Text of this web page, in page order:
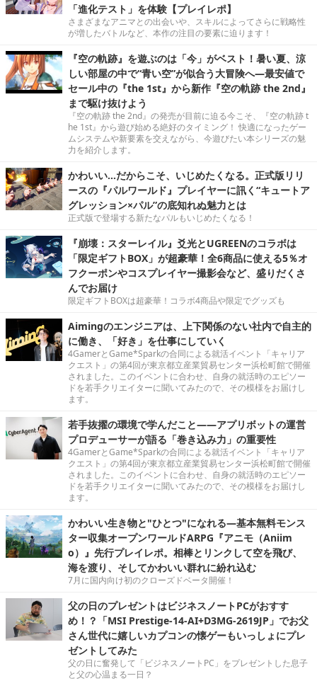
「進化テスト」を体験【プレイレポ】
さまざまなアニマとの出会いや、スキルによってさらに戦略性
が増したバトルなど、本作の注目の要素に迫ります！
『空の軌跡』を遊ぶのは「今」がベスト！暑い夏、涼
しい部屋の中で“青い空”が似合う大冒険へ―最安値で
セール中の『the 1st』から新作『空の軌跡 the 2nd』
まで駆け抜けよう
『空の軌跡 the 2nd』の発売が目前に迫る今こそ、『空の軌跡 t
he 1st』から遊び始める絶好のタイミング！ 快適になったゲー
ムシステムや新要素を交えながら、今遊びたい本シリーズの魅
力を紹介します。
かわいい…だからこそ、いじめたくなる。正式版リリ
ースの『パルワールド』プレイヤーに訊く“キュートア
グレッション×パル”の底知れぬ魅力とは
正式版で登場する新たなパルもいじめたくなる！
『崩壊：スターレイル』爻光とUGREENのコラボは
「限定ギフトBOX」が超豪華！全6商品に使える5％オ
フクーポンやコスプレイヤー撮影会など、盛りだくさ
んでお届け
限定ギフトBOXは超豪華！コラボ4商品や限定でグッズも
Aimingのエンジニアは、上下関係のない社内で自主的
に働き、「好き」を仕事にしていく
4GamerとGame*Sparkの合同による就活イベント「キャリア
クエスト」の第4回が東京都立産業貿易センター浜松町館で開催
されました。このイベントに合わせ、自身の就活時のエピソー
ドを若手クリエイターに聞いてみたので、その模様をお届けし
ます。
若手抜擢の環境で学んだこと――アプリボットの運営
プロデューサーが語る「巻き込み力」の重要性
4GamerとGame*Sparkの合同による就活イベント「キャリア
クエスト」の第4回が東京都立産業貿易センター浜松町館で開催
されました。このイベントに合わせ、自身の就活時のエピソー
ドを若手クリエイターに聞いてみたので、その模様をお届けし
ます。
かわいい生き物と"ひとつ"になれる―基本無料モンス
ター収集オープンワールドARPG『アニモ（Aniim
o）』先行プレイレポ。相棒とリンクして空を飛び、
海を渡り、そしてかわいい群れに紛れ込む
7月に国内向け初のクローズドベータ開催！
父の日のプレゼントはビジネスノートPCがおすす
め！？「MSI Prestige-14-AI+D3MG-2619JP」でお父
さん世代に嬉しいカプコンの懐ゲーもいっしょにプレ
ゼントしてみた
父の日に奮発して「ビジネスノートPC」をプレゼントした息子
と父の心温まる一日？